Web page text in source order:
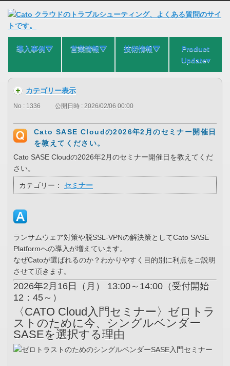
導入事例⛛ 営業情報⛛ 技術情報⛛
Product
Update▾
カテゴリー表示
No : 1336 公開日時 : 2026/02/06 00:00
Cato SASE Cloudの2026年2月のセミナー開催日
を教えてください。
Cato SASE Cloudの2026年2月のセミナー開催日を教えてくだ
さい。
カテゴリー： セミナー
ランサムウェア対策や脱SSL-VPNの解決策としてCato SASE
Platformへの導入が増えています。
なぜCatoが選ばれるのか？わかりやすく目的別に利点をご説明
させて頂きます。
2026年2月16日（月） 13:00～14:00（受付開始
12：45～）
〈CATO Cloud入門セミナー〉ゼロトラ
ストのために今、シングルベンダー
SASEを選択する理由